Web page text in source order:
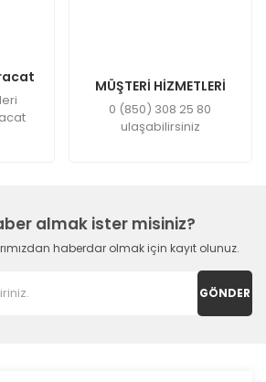
MÜŞTERİ HİZMETLERİ
0 (850) 308 25 80
ulaşabilirsiniz
almak ister misiniz?
haberdar olmak için kayıt olunuz.
GÖNDER